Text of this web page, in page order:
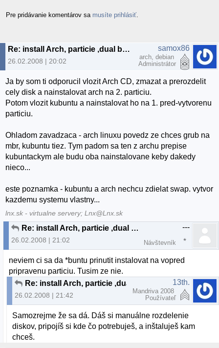
Pre pridávanie komentárov sa musíte prihlásiť
Re: install Arch, particie ,dual boot
26.02.2008 | 20:02
samox86
arch, debian
Administrátor
Ja by som ti odporucil vlozit Arch CD, zmazat a prerozdelit
cely disk a nainstalovat arch na 2. particiu.
Potom vlozit kubuntu a nainstalovat ho na 1. pred-vytvorenu
particiu.
Ohladom zavadzaca - arch linuxu povedz ze chces grub na
mbr, kubuntu tiez. Tym padom sa ten z archu prepise
kubuntackym ale budu oba nainstalovane keby dakedy
nieco...
este poznamka - kubuntu a arch nechcu zdielat swap. vytvor
kazdemu systemu vlastny...
lnx.sk - virtualne servery; Lnx@Lnx.sk
Re: install Arch, particie ,dual boot
26.02.2008 | 21:02
---
Návštevník
neviem ci sa da *buntu prinutit instalovat na vopred
pripravenu particiu. Tusim ze nie.
26.02.2008 | 21:42
13th.
Mandriva 2008
Používateľ
Samozrejme že sa dá. Dáš si manuálne rozdelenie
diskov, pripojíš si kde čo potrebuješ, a inštaluješ kam
chceš.